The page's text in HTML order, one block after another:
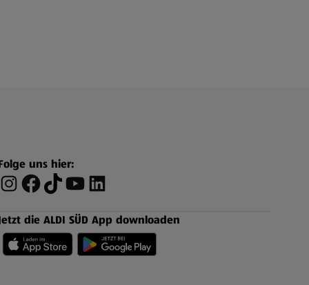
uns hier:
die ALDI SÜD App downloaden